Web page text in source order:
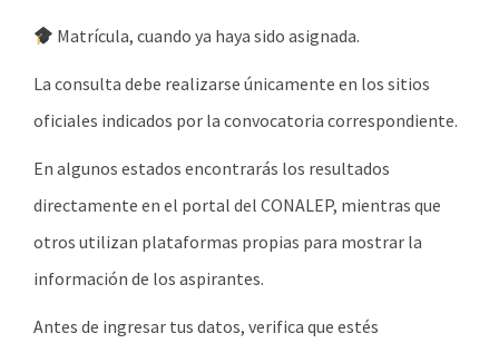
Matrícula, cuando ya haya sido asignada.
La consulta debe realizarse únicamente en los sitios
oficiales indicados por la convocatoria correspondiente.
En algunos estados encontrarás los resultados
directamente en el portal del CONALEP, mientras que
otros utilizan plataformas propias para mostrar la
información de los aspirantes.
Antes de ingresar tus datos, verifica que estés